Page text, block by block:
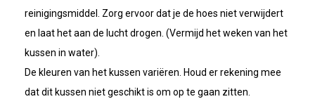
reinigingsmiddel. Zorg ervoor dat je de hoes niet verwijdert
en laat het aan de lucht drogen. (Vermijd het weken van het
kussen in water).
De kleuren van het kussen variëren. Houd er rekening mee
dat dit kussen niet geschikt is om op te gaan zitten.